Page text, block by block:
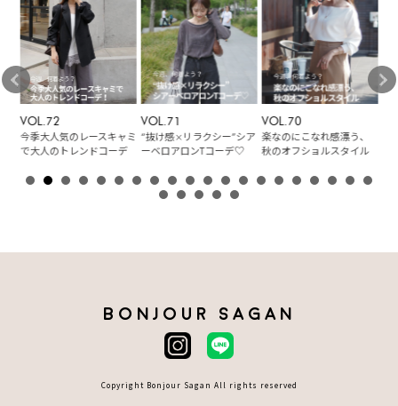
VOL.72
今季大人気のレースキャミ
で大人のトレンドコーデ
VOL.71
“抜け感×リラクシー”シア
ーベロアロンTコーデ♡
VOL.70
楽なのにこなれ感漂う、
秋のオフショルスタイル
BONJOUR SAGAN
Copyright Bonjour Sagan All rights reserved